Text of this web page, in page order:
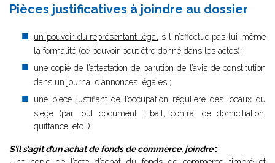
Pièces justificatives à joindre au dossier
un pouvoir du représentant légal
s’il n’effectue pas lui-même
la formalité (ce pouvoir peut être donné dans les actes);
une copie de l’attestation de parution de l’avis de constitution
dans un journal d’annonces légales ;
une pièce justifiant de l’occupation régulière des locaux du
siège (par tout document : bail, contrat de domiciliation,
quittance, etc…);
S’il s’agit d’un achat de fonds de commerce, joindre: